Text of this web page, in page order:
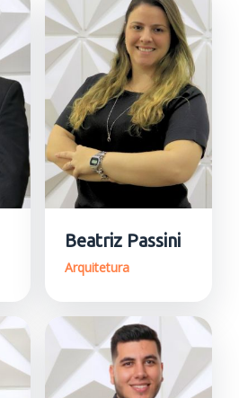
Beatriz Passini
Arquitetura